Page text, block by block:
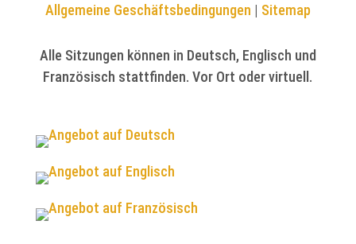
Allgemeine Geschäftsbedingungen | Sitemap
Alle Sitzungen können in Deutsch, Englisch und
Französisch stattfinden. Vor Ort oder virtuell.